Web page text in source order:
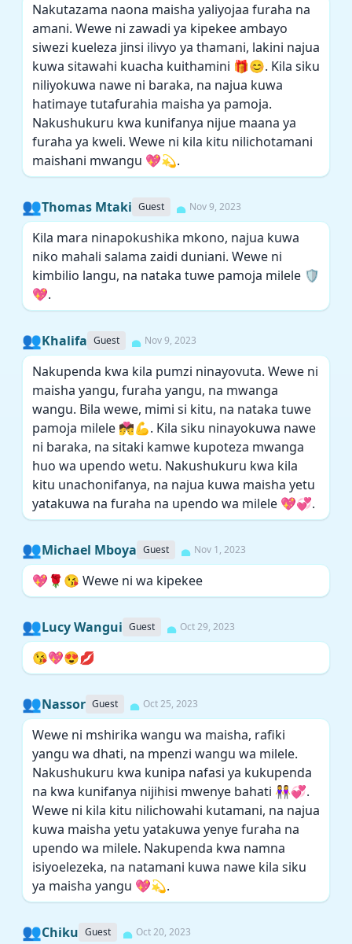
Nakutazama naona maisha yaliyojaa furaha na
amani. Wewe ni zawadi ya kipekee ambayo
siwezi kueleza jinsi ilivyo ya thamani, lakini najua
kuwa sitawahi kuacha kuithamini 🎁😊. Kila siku
niliyokuwa nawe ni baraka, na najua kuwa
hatimaye tutafurahia maisha ya pamoja.
Nakushukuru kwa kunifanya nijue maana ya
furaha ya kweli. Wewe ni kila kitu nilichotamani
maishani mwangu 💖💫.
👥Thomas Mtaki Guest Nov 9, 2023
Kila mara ninapokushika mkono, najua kuwa
niko mahali salama zaidi duniani. Wewe ni
kimbilio langu, na nataka tuwe pamoja milele 🛡️
💖.
👥Khalifa Guest Nov 9, 2023
Nakupenda kwa kila pumzi ninayovuta. Wewe ni
maisha yangu, furaha yangu, na mwanga
wangu. Bila wewe, mimi si kitu, na nataka tuwe
pamoja milele 💏💪. Kila siku ninayokuwa nawe
ni baraka, na sitaki kamwe kupoteza mwanga
huo wa upendo wetu. Nakushukuru kwa kila
kitu unachonifanya, na najua kuwa maisha yetu
yatakuwa na furaha na upendo wa milele 💖💞.
👥Michael Mboya Guest Nov 1, 2023
💖🌹😘 Wewe ni wa kipekee
👥Lucy Wangui Guest Oct 29, 2023
😘💖😍💋
👥Nassor Guest Oct 25, 2023
Wewe ni mshirika wangu wa maisha, rafiki
yangu wa dhati, na mpenzi wangu wa milele.
Nakushukuru kwa kunipa nafasi ya kukupenda
na kwa kunifanya nijihisi mwenye bahati 👭💞.
Wewe ni kila kitu nilichowahi kutamani, na najua
kuwa maisha yetu yatakuwa yenye furaha na
upendo wa milele. Nakupenda kwa namna
isiyoelezeka, na natamani kuwa nawe kila siku
ya maisha yangu 💖💫.
👥Chiku Guest Oct 20, 2023